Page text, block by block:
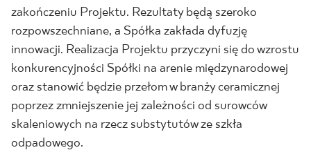
zakończeniu Projektu. Rezultaty będą szeroko
rozpowszechniane, a Spółka zakłada dyfuzję
innowacji. Realizacja Projektu przyczyni się do wzrostu
konkurencyjności Spółki na arenie międzynarodowej
oraz stanowić będzie przełom w branży ceramicznej
poprzez zmniejszenie jej zależności od surowców
skaleniowych na rzecz substytutów ze szkła
odpadowego.